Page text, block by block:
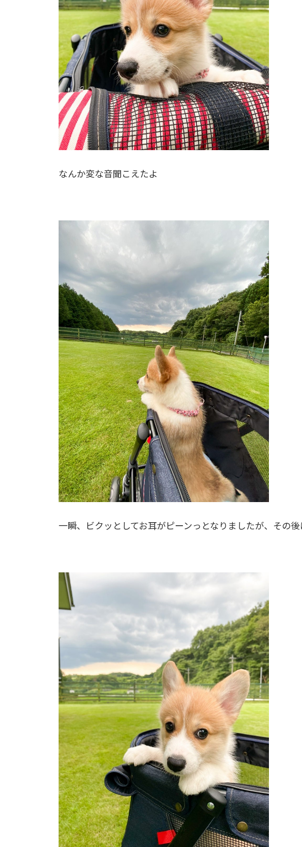
なんか変な音聞こえたよ
一瞬、ビクッとしてお耳がピーンっとなりましたが、その